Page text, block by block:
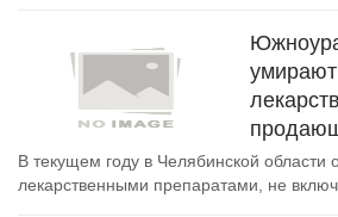
В текущем году в Челябинской области
лекарственными препаратами, не